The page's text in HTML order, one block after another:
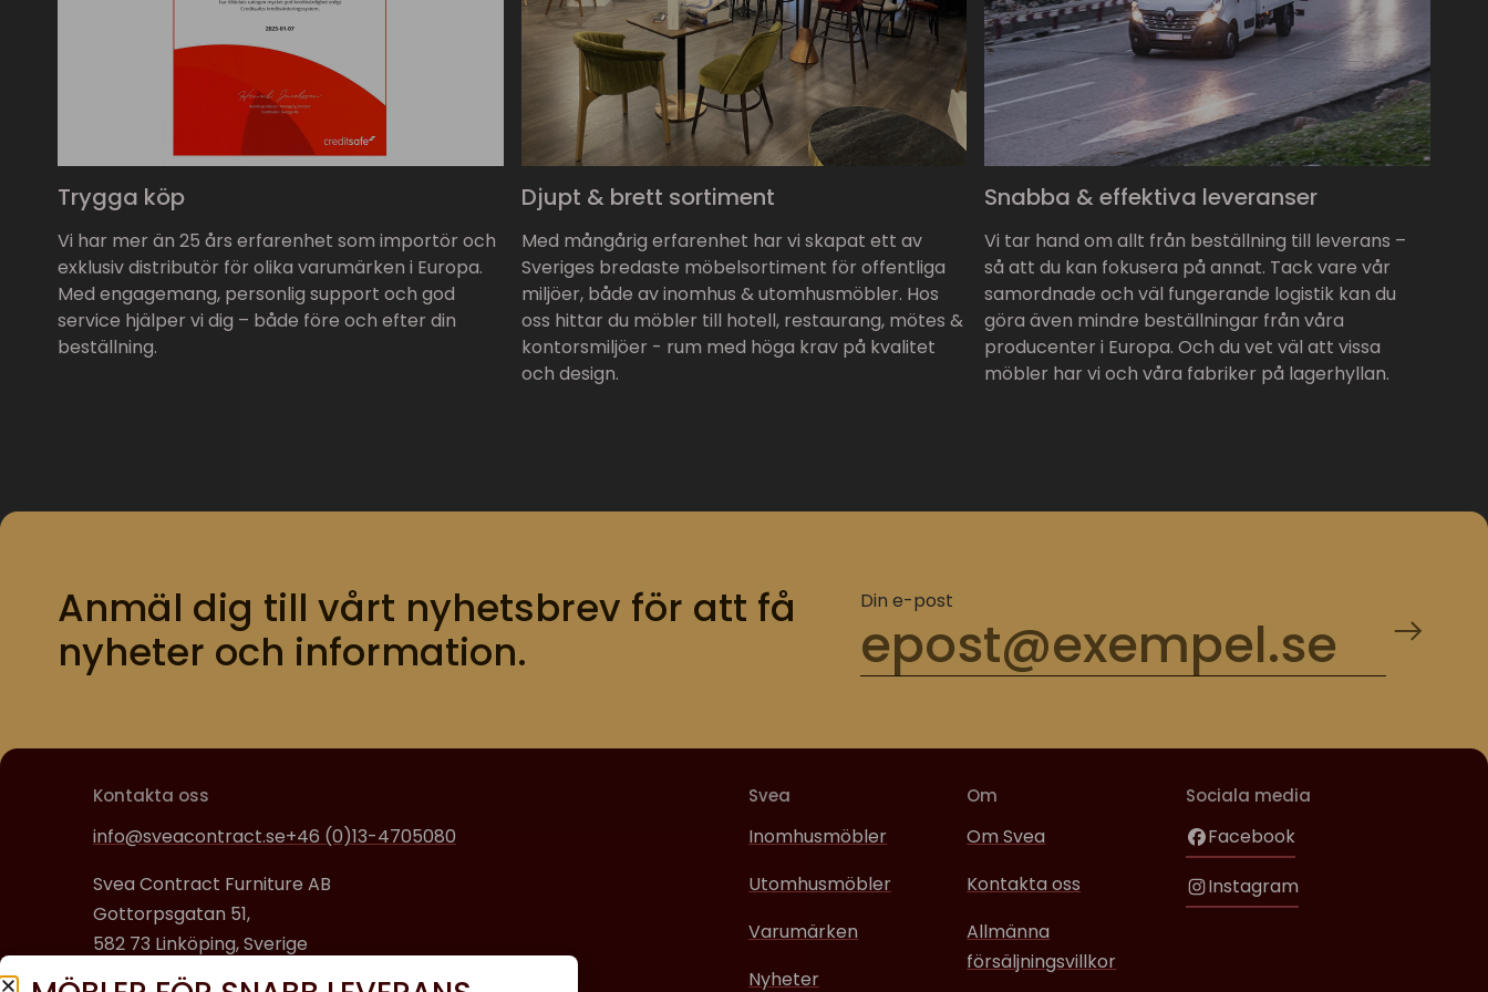
Trygga köp
Vi har mer än 25 års erfarenhet som importör och
exklusiv distributör för olika varumärken i Europa.
Med engagemang, personlig support och god
service hjälper vi dig – både före och efter din
beställning.
Djupt & brett sortiment
Med mångårig erfarenhet har vi skapat ett av
Sveriges bredaste möbelsortiment för offentliga
miljöer, både av inomhus & utomhusmöbler. Hos
oss hittar du möbler till hotell, restaurang, mötes &
kontorsmiljöer - rum med höga krav på kvalitet
och design.
Snabba & effektiva leveranser
Vi tar hand om allt från beställning till leverans –
så att du kan fokusera på annat. Tack vare vår
samordnade och väl fungerande logistik kan du
göra även mindre beställningar från våra
producenter i Europa. Och du vet väl att vissa
möbler har vi och våra fabriker på lagerhyllan.
Anmäl dig till vårt nyhetsbrev för att få
nyheter och information.
Din e-post
Kontakta oss
info@sveacontract.se+46 (0)13-4705080
Svea Contract Furniture AB
Gottorpsgatan 51,
582 73 Linköping, Sverige
Svea
Inomhusmöbler
Utomhusmöbler
Varumärken
Nyheter
Om
Om Svea
Kontakta oss
Allmänna
försäljningsvillkor
Sociala media
Facebook
Instagram